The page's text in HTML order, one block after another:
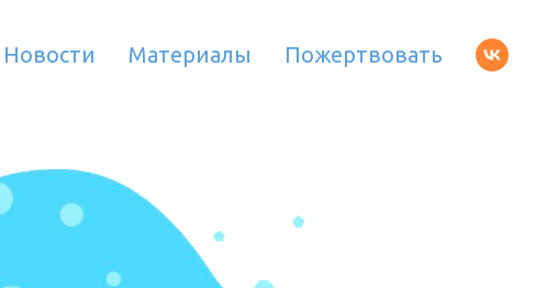
Новости Материалы Пожертвовать